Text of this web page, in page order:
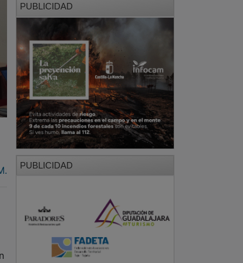
PUBLICIDAD
PUBLICIDAD